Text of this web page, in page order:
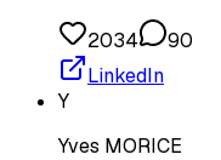
2034
90
LinkedIn
Y
Yves MORICE